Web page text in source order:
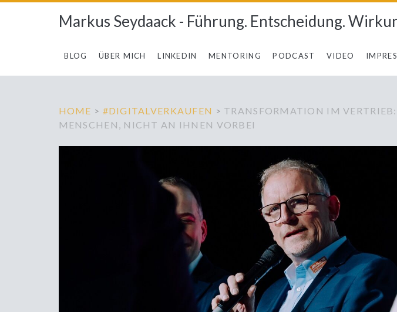
Markus Seydaack - Führung. Entscheidung.
BLOG ÜBER MICH LINKEDIN MENTORING PODCAST VIDEO
HOME > #DIGITALVERKAUFEN > TRANSFORMATION IM
MENSCHEN, NICHT AN IHNEN VORBEI